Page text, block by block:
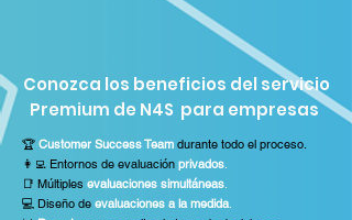
Conozca los beneficios del servicio
Premium de N4S para empresas
🏆 Customer Success Team durante todo el proceso.
👩‍💻 Entornos de evaluación privados.
📑 Múltiples evaluaciones simultáneas.
💻 Diseño de evaluaciones a la medida.